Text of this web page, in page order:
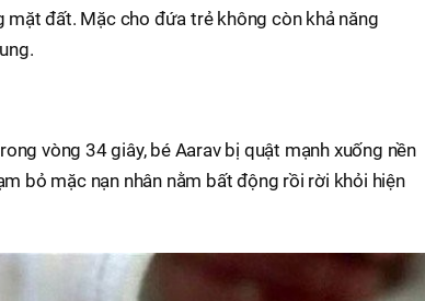
mặt đất. Mặc cho đứa trẻ không còn khả năng
vòng 34 giây, bé Aarav bị quật mạnh xuống nền
bỏ mặc nạn nhân nằm bất động rồi rời khỏi hiện